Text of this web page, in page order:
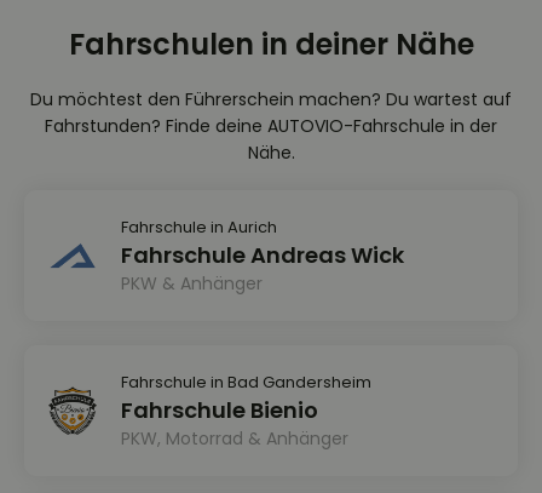
Fahrschulen in deiner Nähe
Du möchtest den Führerschein machen? Du wartest auf
Fahrstunden? Finde deine AUTOVIO-Fahrschule in der
Nähe.
Fahrschule in Aurich
Fahrschule Andreas Wick
PKW & Anhänger
Fahrschule in Bad Gandersheim
Fahrschule Bienio
PKW, Motorrad & Anhänger